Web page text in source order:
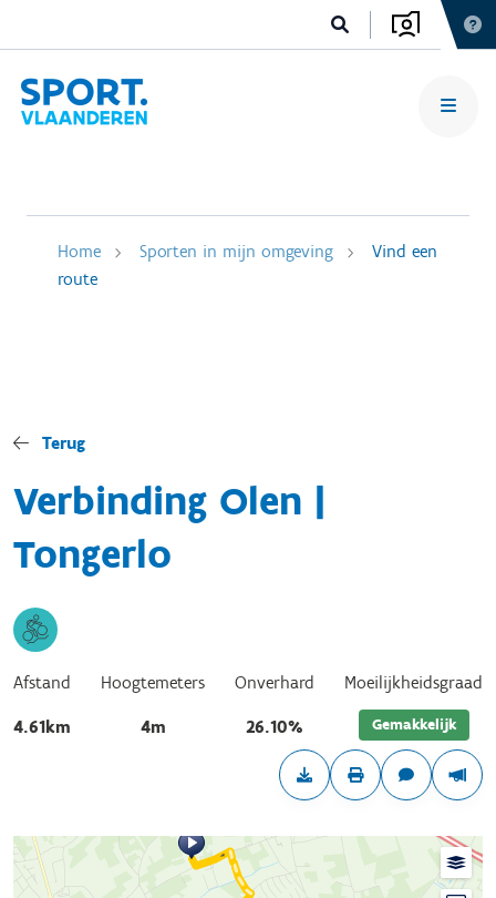
Home Sporten in mijn omgeving
Vind een
route
Terug
Verbinding Olen |
Tongerlo
Afstand
4.61km
Hoogtemeters
4m
Onverhard
26.10%
Moeilijkheidsgraad
Gemakkelijk